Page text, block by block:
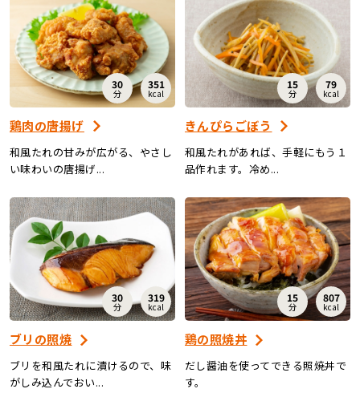
お問い合わせ カタログ請求
会社案内
お電話でのお問い合わせ・ご注文
0120-46-0306
30
分
351
kcal
鶏肉の唐揚げ
和風たれの甘みが広がる、やさし
い味わいの唐揚げ...
15
分
79
kcal
きんぴらごぼう
和風たれがあれば、手軽にもう１
品作れます。冷め...
30
分
319
kcal
ブリの照焼
ブリを和風たれに漬けるので、味
がしみ込んでおい...
15
分
807
kcal
鶏の照焼丼
だし醤油を使ってできる照焼丼で
す。